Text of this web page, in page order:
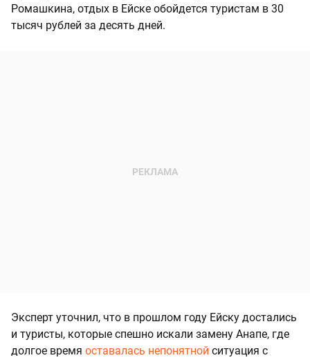
Ромашкина, отдых в Ейске обойдется туристам в 30
тысяч рублей за десять дней.
Эксперт уточнил, что в прошлом году Ейску достались
и туристы, которые спешно искали замену Анапе, где
долгое время оставалась непонятной ситуация с